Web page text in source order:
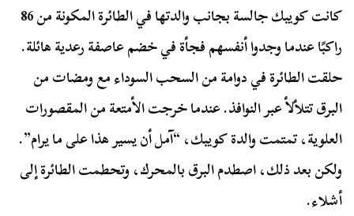
كانت كويبك جالسة بجانب والدتها في الطائرة المكونة من 86
راكبًا عندما وجدوا أنفسهم فجأة في خضم عاصفة رعدية هائلة.
حلقت الطائرة في دوامة من السحب السوداء مع ومضات من
البرق تتلألأ عبر النوافذ. عندما خرجت الأمتعة من المقصورات
العلوية، تمتمت والدة كويبك، “آمل أن يسير هذا على ما يرام”.
ولكن بعد ذلك، اصطدم البرق بالمحرك، وتحطمت الطائرة إلى
أشلاء.